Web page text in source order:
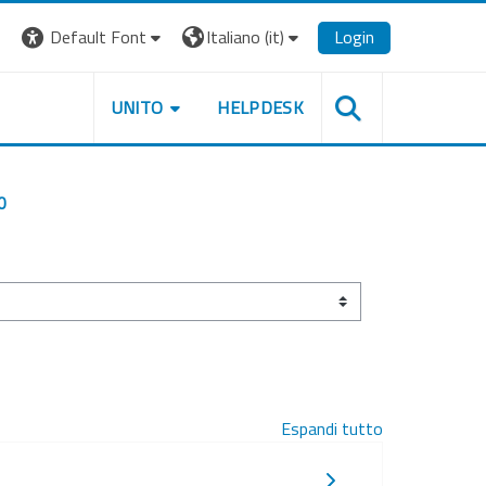
Default Font Italiano ‎(it)‎ Login
UNITO HELPDESK
Espandi tutto